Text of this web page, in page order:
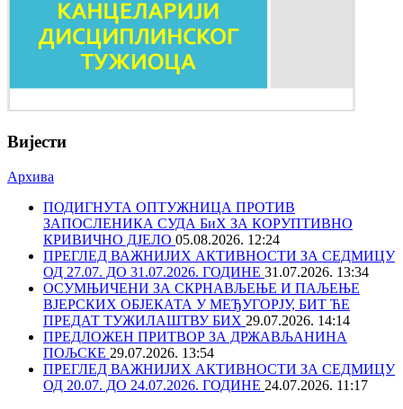
Вијести
Архива
ПОДИГНУТА ОПТУЖНИЦА ПРОТИВ
ЗАПОСЛЕНИКА СУДА БиХ ЗА КОРУПТИВНО
КРИВИЧНО ДЈЕЛО 05.08.2026. 12:24
ПРЕГЛЕД ВАЖНИЈИХ АКТИВНОСТИ ЗА СЕДМИЦУ
ОД 27.07. ДО 31.07.2026. ГОДИНЕ 31.07.2026. 13:34
ОСУМЊИЧЕНИ ЗА СКРНАВЉЕЊЕ И ПАЉЕЊЕ
ВЈЕРСКИХ ОБЈЕКАТА У МЕЂУГОРЈУ, БИТ ЋЕ
ПРЕДАТ ТУЖИЛАШТВУ БИХ 29.07.2026. 14:14
ПРЕДЛОЖЕН ПРИТВОР ЗА ДРЖАВЉАНИНА
ПОЉСКЕ 29.07.2026. 13:54
ПРЕГЛЕД ВАЖНИЈИХ АКТИВНОСТИ ЗА СЕДМИЦУ
ОД 20.07. ДО 24.07.2026. ГОДИНЕ 24.07.2026. 11:17